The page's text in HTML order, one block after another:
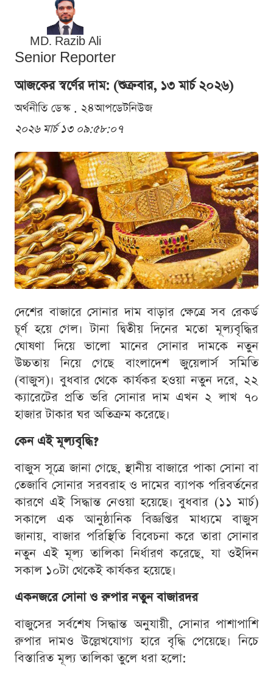
MD. Razib Ali
Senior Reporter
আজকের স্বর্ণের দাম: (শুক্রবার, ১৩ মার্চ ২০২৬)
অর্থনীতি ডেস্ক . ২৪আপডেটনিউজ
২০২৬ মার্চ ১৩ ০৯:৫৮:০৭
দেশের বাজারে সোনার দাম বাড়ার ক্ষেত্রে সব রেকর্ড
চূর্ণ হয়ে গেল। টানা দ্বিতীয় দিনের মতো মূল্যবৃদ্ধির
ঘোষণা দিয়ে ভালো মানের সোনার দামকে নতুন
উচ্চতায় নিয়ে গেছে বাংলাদেশ জুয়েলার্স সমিতি
(বাজুস)। বুধবার থেকে কার্যকর হওয়া নতুন দরে, ২২
ক্যারেটের প্রতি ভরি সোনার দাম এখন ২ লাখ ৭০
হাজার টাকার ঘর অতিক্রম করেছে।
কেন এই মূল্যবৃদ্ধি?
বাজুস সূত্রে জানা গেছে, স্থানীয় বাজারে পাকা সোনা বা
তেজাবি সোনার সরবরাহ ও দামের ব্যাপক পরিবর্তনের
কারণে এই সিদ্ধান্ত নেওয়া হয়েছে। বুধবার (১১ মার্চ)
সকালে এক আনুষ্ঠানিক বিজ্ঞপ্তির মাধ্যমে বাজুস
জানায়, বাজার পরিস্থিতি বিবেচনা করে তারা সোনার
নতুন এই মূল্য তালিকা নির্ধারণ করেছে, যা ওইদিন
সকাল ১০টা থেকেই কার্যকর হয়েছে।
একনজরে সোনা ও রুপার নতুন বাজারদর
বাজুসের সর্বশেষ সিদ্ধান্ত অনুযায়ী, সোনার পাশাপাশি
রুপার দামও উল্লেখযোগ্য হারে বৃদ্ধি পেয়েছে। নিচে
বিস্তারিত মূল্য তালিকা তুলে ধরা হলো: